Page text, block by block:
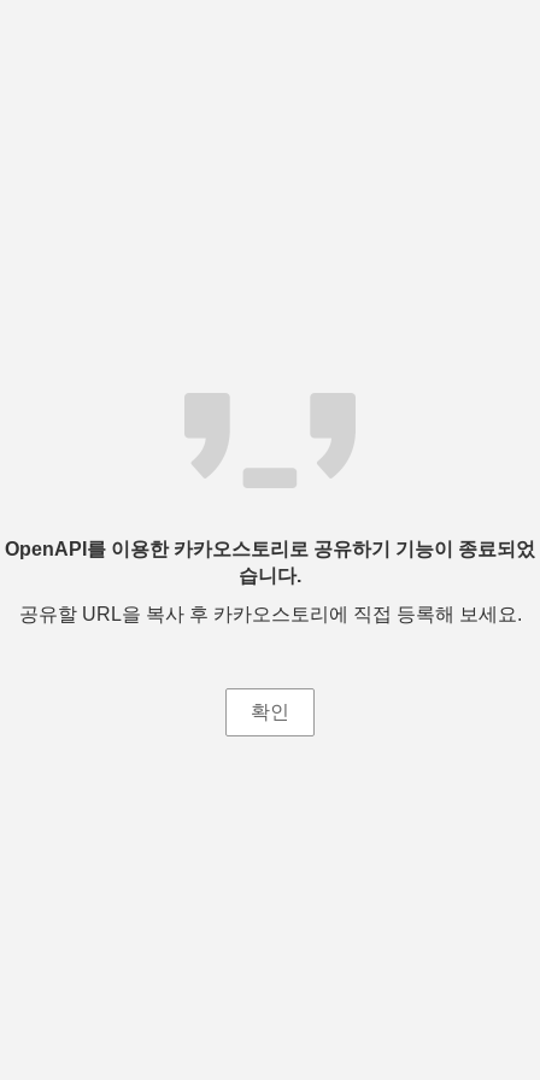
OpenAPI를 이용한 카카오스토리로 공유하기 기능이 종료되었
습니다.
공유할 URL을 복사 후 카카오스토리에 직접 등록해 보세요.
확인